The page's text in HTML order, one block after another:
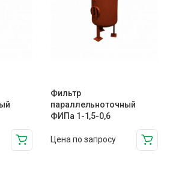
Фильтр
параллельноточный
ФИПа 1-1,5-0,6
Цена по запросу